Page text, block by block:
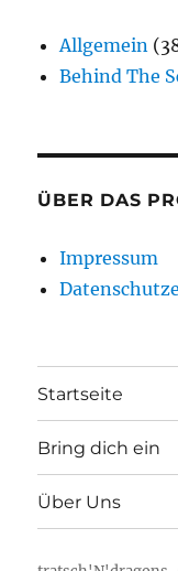
Allgemein
Behind The
ÜBER DAS
Impressum
Startseite
Bring dich ein
Über Uns